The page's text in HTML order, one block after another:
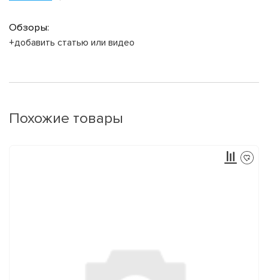
Обзоры:
+добавить статью или видео
Похожие товары